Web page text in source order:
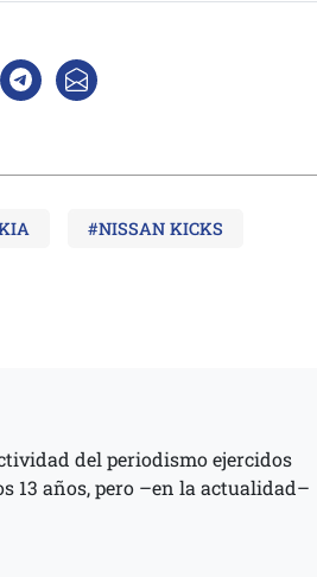
#NISSAN KICKS
del periodismo ejercidos
13 años, pero –en la actualidad–